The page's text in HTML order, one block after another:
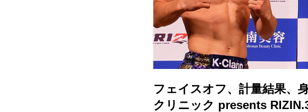
フェイスオフ、計量結果、
クリニック presents